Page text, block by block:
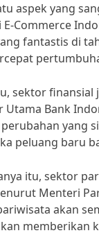
aspek yang
E-Commerce
fantastis di
sektor
Utama Bank
yang
peluang baru
itu, sektor
Menteri
akan
memberikan